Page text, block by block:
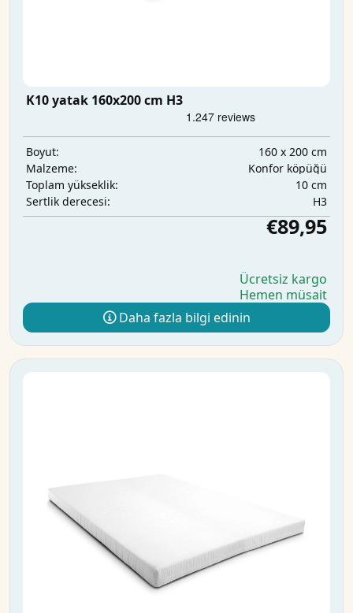
K10 yatak 160x200 cm H3
Boyut:
160 x 200 cm
Malzeme:
Konfor köpüğü
Toplam yükseklik:
10 cm
Sertlik derecesi:
H3
€89,95
Ücretsiz kargo
Hemen müsait
Daha fazla bilgi edinin